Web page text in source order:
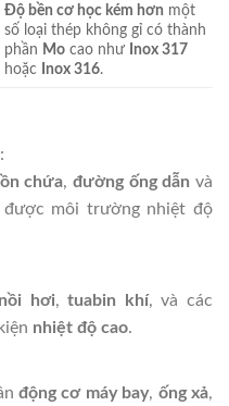
Độ bền cơ học kém hơn một
số loại thép không gỉ có thành
phần Mo cao như Inox 317
hoặc
Inox 316.
:
chứa,đường ống dẫn và
được môi trường nhiệt độ
hơi,tuabin khí, và các
nhiệt độ cao.
động cơ máy bay, ống xả,